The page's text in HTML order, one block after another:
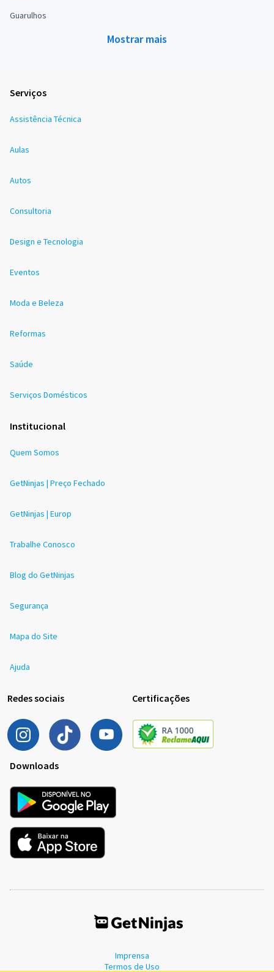
Guarulhos
Mostrar mais
Serviços
Assistência Técnica
Aulas
Autos
Consultoria
Design e Tecnologia
Eventos
Moda e Beleza
Reformas
Saúde
Serviços Domésticos
Institucional
Quem Somos
GetNinjas | Preço Fechado
GetNinjas | Europ
Trabalhe Conosco
Blog do GetNinjas
Segurança
Mapa do Site
Ajuda
Redes sociais Certificações
Downloads
Imprensa
Termos de Uso